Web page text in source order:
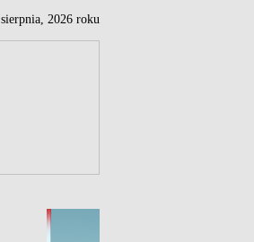
sierpnia, 2026 roku